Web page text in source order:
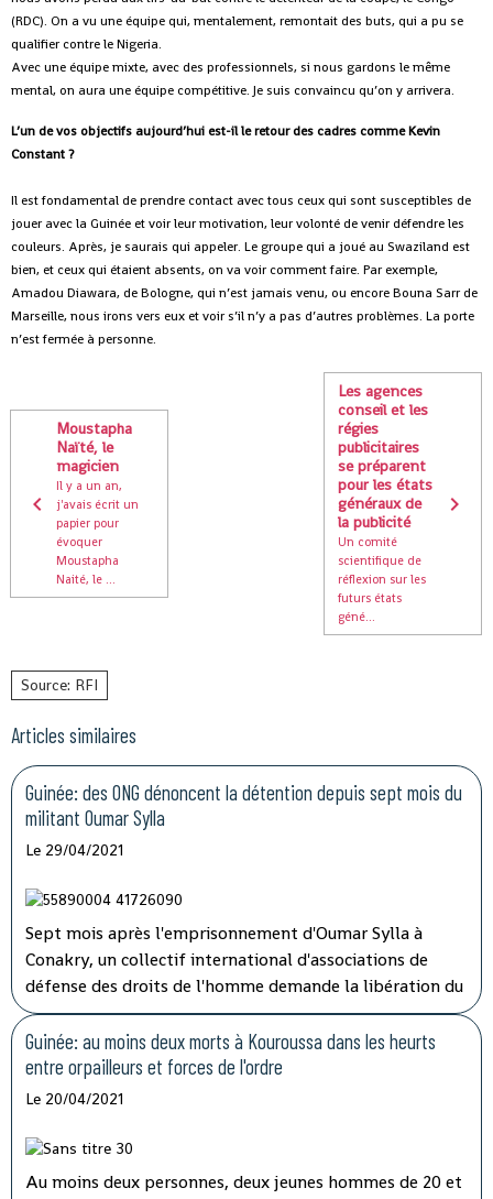
(RDC). On a vu une équipe qui, mentalement, remontait des buts, qui a pu se
qualifier contre le Nigeria.
Avec une équipe mixte, avec des professionnels, si nous gardons le même
mental, on aura une équipe compétitive. Je suis convaincu qu’on y arrivera.
L’un de vos objectifs aujourd’hui est-il le retour des cadres comme Kevin
Constant ?
Il est fondamental de prendre contact avec tous ceux qui sont susceptibles de
jouer avec la Guinée et voir leur motivation, leur volonté de venir défendre les
couleurs. Après, je saurais qui appeler. Le groupe qui a joué au Swaziland est
bien, et ceux qui étaient absents, on va voir comment faire. Par exemple,
Amadou Diawara, de Bologne, qui n’est jamais venu, ou encore Bouna Sarr de
Marseille, nous irons vers eux et voir s’il n’y a pas d’autres problèmes. La porte
n’est fermée à personne.
Moustapha
Naïté, le
magicien
Il y a un an,
j'avais écrit un
papier pour
évoquer
Moustapha
Naité, le ...
Les agences
conseil et les
régies
publicitaires
se préparent
pour les états
généraux de
la publicité
Un comité
scientifique de
réflexion sur les
futurs états
géné...
Source: RFI
Articles similaires
Guinée: des ONG dénoncent la détention depuis sept mois du
militant Oumar Sylla
Le 29/04/2021
Sept mois après l'emprisonnement d'Oumar Sylla à
Conakry, un collectif international d'associations de
défense des droits de l'homme demande la libération du
militant guinéen. Il avait, au sein du Front national pour
la défense de la Constitution, dénoncé la réforme
constitutionnelle qui a permis à Alpha Condé de
briguer et d'obtenir un troisième mandat présidentiel.
Guinée: au moins deux morts à Kouroussa dans les heurts
entre orpailleurs et forces de l'ordre
Le 20/04/2021
Au moins deux personnes, deux jeunes hommes de 20 et